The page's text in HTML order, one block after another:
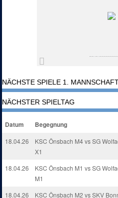
NÄCHSTE SPIELE 1.
NÄCHSTER SPIELTAG
Datum Begegnung
18.04.26
KSC Önsbach M4 vs SG
X1
18.04.26
KSC Önsbach M1 vs SG
M1
18.04.26 KSC Önsbach M2 vs SKV